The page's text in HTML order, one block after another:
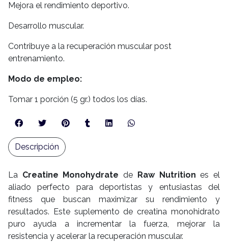
Mejora el rendimiento deportivo.
Desarrollo muscular.
Contribuye a la recuperación muscular post
entrenamiento.
Modo de empleo:
Tomar 1 porción (5 gr.) todos los días.
La Creatine Monohydrate de Raw Nutritiones el
aliado perfecto para deportistas y entusiastas del
fitness que buscan maximizar su rendimiento y
resultados. Este suplemento de creatina monohidrato
puro ayuda a incrementar la fuerza, mejorar la
resistencia y acelerar la recuperación muscular.
Descripción